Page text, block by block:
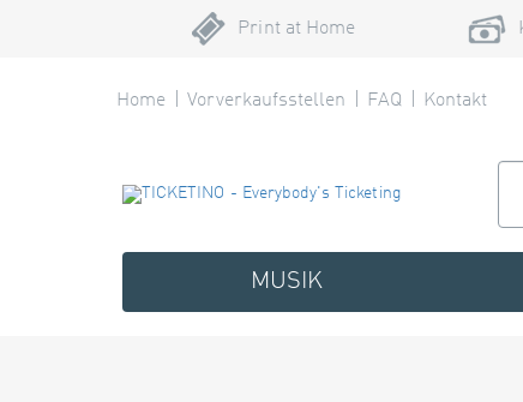
Print at Home
Home Vorverkaufsstellen FAQ Kontakt
MUSIK